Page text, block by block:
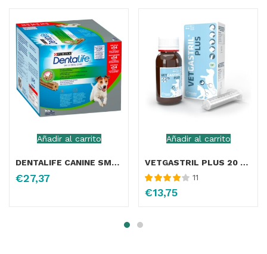
Añadir al carrito
DENTALIFE CANINE SMALL 882GR
€27,37
Añadir al carrito
VETGASTRIL PLUS 20 ML
Valorado
con4.10 de
11
€13,75